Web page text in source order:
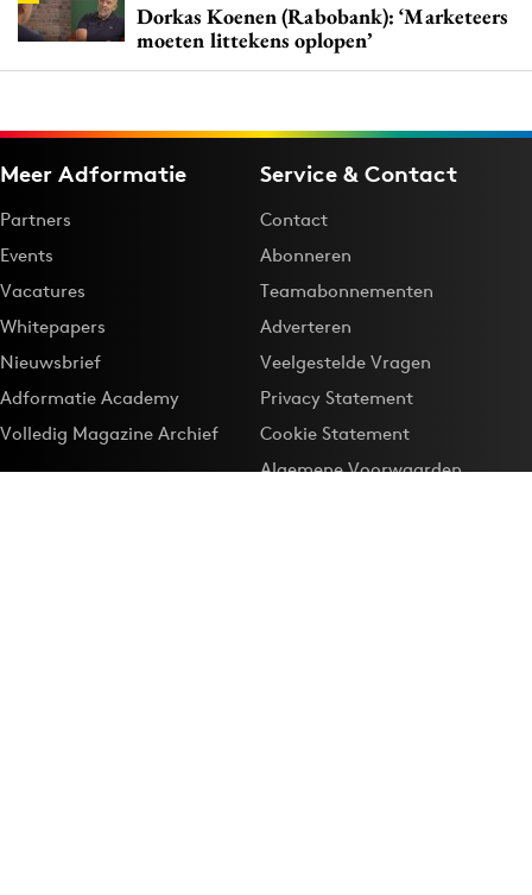
Dorkas Koenen (Rabobank): ‘Marketeers
moeten littekens oplopen’
Meer Adformatie
Partners
Events
Vacatures
Whitepapers
Nieuwsbrief
Adformatie Academy
Volledig Magazine Archief
Service & Contact
Contact
Abonneren
Teamabonnementen
Adverteren
Veelgestelde Vragen
Privacy Statement
Cookie Statement
Algemene Voorwaarden